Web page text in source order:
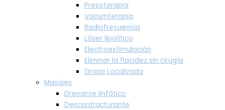
Presoterapia
Vacumterapia
Radiofrecuencia
Láser lipolítico
Electroestimulación
Eliminar la flacidez sin cirugía
Grasa Localizada
Masajes
Drenante linfático
Descontracturante